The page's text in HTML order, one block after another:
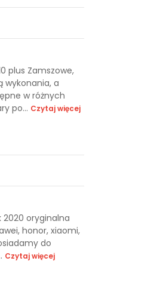
plus Zamszowe,
wykonania, a
w różnych
po... Czytaj więcej
oryginalna
honor, xiaomi,
do
Czytaj więcej